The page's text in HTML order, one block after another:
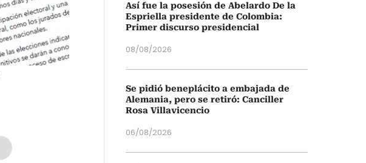
Así fue la posesión de Abelardo De la
Espriella presidente de Colombia:
Primer discurso presidencial
08/08/2026
Se pidió beneplácito a embajada de
Alemania, pero se retiró: Canciller
Rosa Villavicencio
06/08/2026